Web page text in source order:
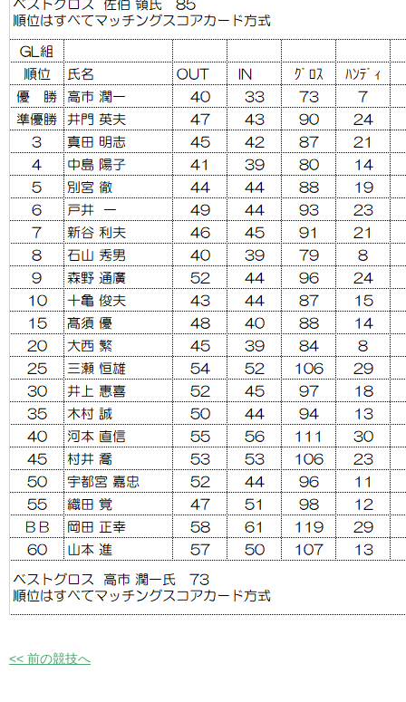
<< 前の競技へ